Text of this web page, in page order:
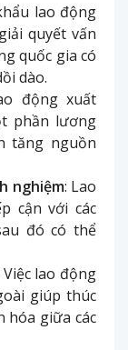
lao động
quyết vấn
quốc gia có
dào.
động xuất
phần lương
tăng nguồn
nghiệm: Lao
cận với các
đó có thể
Việc lao động
giúp thúc
hóa giữa các